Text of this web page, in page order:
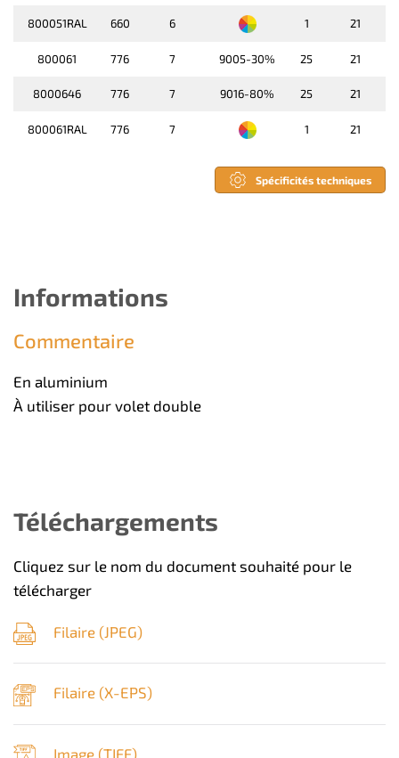
800051RAL 660 6 1 21
800061 776 7 9005-30% 25 21
8000646 776 7 9016-80% 25 21
800061RAL 776 7 1 21
Spécificités techniques
Informations
Commentaire
En aluminium
À utiliser pour volet double
Téléchargements
Cliquez sur le nom du document souhaité pour le
télécharger
Filaire (JPEG)
Filaire (X-EPS)
Image (TIFF)